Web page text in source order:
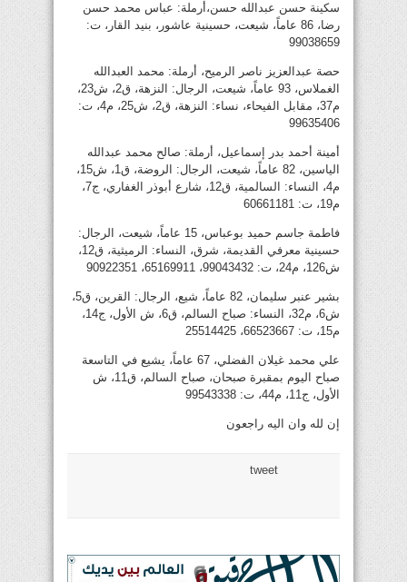
سكينة حسن عبدالله حسن،أرملة: عباس محمد حسن
رضا، 86 عاماً، شيعت، حسينية عاشور، بنيد القار، ت:
99038659
حصة عبدالعزيز ناصر الرميح، أرملة: محمد العبدالله
الغملاس، 93 عاماً، شيعت، الرجال: النزهة، ق2، ش23،
م37، مقابل الفيحاء، نساء: النزهة، ق2، ش25، م4، ت:
99635406
أمينة أحمد بدر إسماعيل، أرملة: صالح محمد عبدالله
الياسين، 82 عاماً، شيعت، الرجال: الروضة، ق1، ش15،
م4، النساء: السالمية، ق12، شارع أبوذر الغفاري، ج7،
م19، ت: 60661181
فاطمة جاسم حميد بوعباس، 15 عاماً، شيعت، الرجال:
حسينية معرفي القديمة، شرق، النساء: الرميثية، ق12،
ش126، م24، ت: 99043432، 65169911، 90922351
بشير عنبر سليمان، 82 عاماً، شيع، الرجال: القرين، ق5،
ش6، م32، النساء: صباح السالم، ق6، ش الأول، ج14،
م15، ت: 66523667، 25514425
علي محمد غيلان الفضلي، 67 عاماً، يشيع في التاسعة
صباح اليوم بمقبرة صبحان، صباح السالم، ق11، ش
الأول، ج11، م44، ت: 99543338
إن لله وان اليه راجعون
tweet